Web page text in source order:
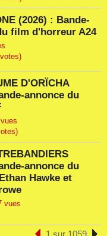
(2026) : Bande-
film d'horreur A24
D'ORÏCHA
annonce du
annonce du
Hawke et
vues
1 sur 1059